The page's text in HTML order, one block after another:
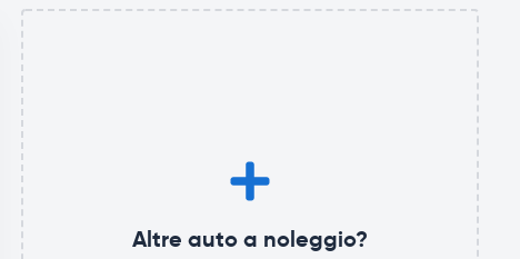
Altre auto a noleggio?